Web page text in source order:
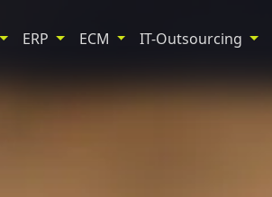
ERP ECM IT-Outsourcing